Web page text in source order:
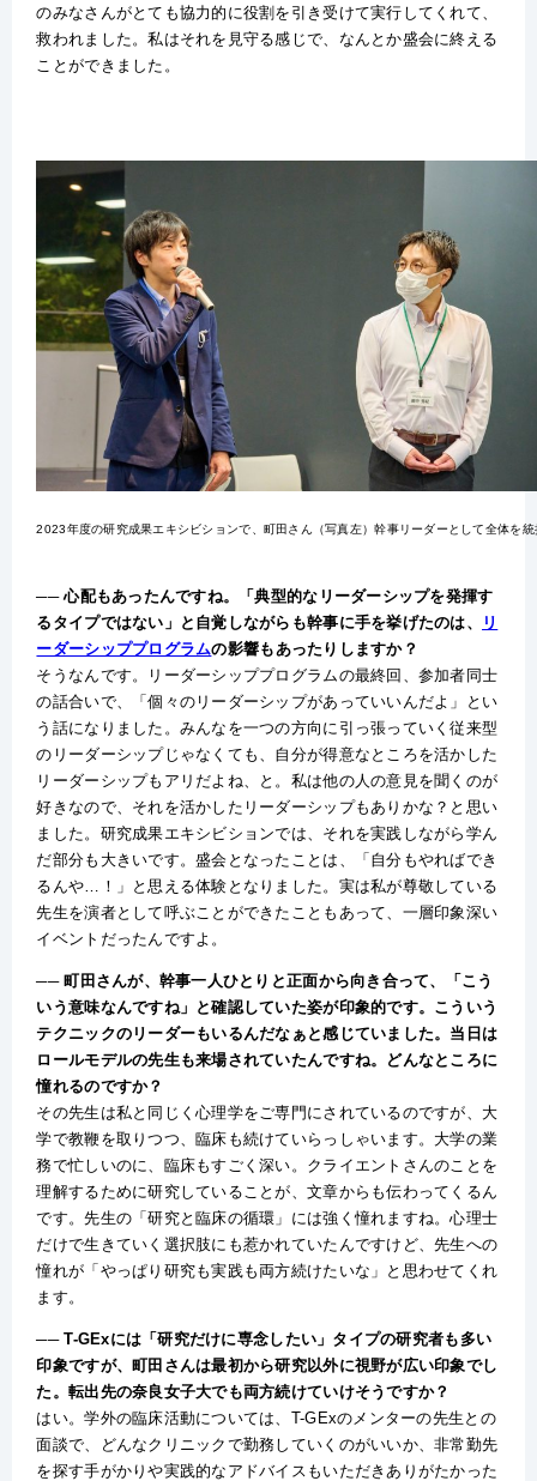
のみなさんがとても協力的に役割を引き受けて実行してくれて、
救われました。私はそれを見守る感じで、なんとか盛会に終える
ことができました。
2023年度の研究成果エキシビションで、町田さん（写真左）幹事リーダーとして全体を
── 心配もあったんですね。「典型的なリーダーシップを発揮す
るタイプではない」と自覚しながらも幹事に手を挙げたのは、
リ
ーダーシッププログラムの影響もあったりしますか？
そうなんです。リーダーシッププログラムの最終回、参加者同士
の話合いで、「個々のリーダーシップがあっていいんだよ」とい
う話になりました。みんなを一つの方向に引っ張っていく従来型
のリーダーシップじゃなくても、自分が得意なところを活かした
リーダーシップもアリだよね、と。私は他の人の意見を聞くのが
好きなので、それを活かしたリーダーシップもありかな？と思い
ました。研究成果エキシビションでは、それを実践しながら学ん
だ部分も大きいです。盛会となったことは、「自分もやればでき
るんや…！」と思える体験となりました。実は私が尊敬している
先生を演者として呼ぶことができたこともあって、一層印象深い
イベントだったんですよ。
── 町田さんが、幹事一人ひとりと正面から向き合って、「こう
いう意味なんですね」と確認していた姿が印象的です。こういう
テクニックのリーダーもいるんだなぁと感じていました。当日は
ロールモデルの先生も来場されていたんですね。どんなところに
憧れるのですか？
その先生は私と同じく心理学をご専門にされているのですが、大
学で教鞭を取りつつ、臨床も続けていらっしゃいます。大学の業
務で忙しいのに、臨床もすごく深い。クライエントさんのことを
理解するために研究していることが、文章からも伝わってくるん
です。先生の「研究と臨床の循環」には強く憧れますね。心理士
だけで生きていく選択肢にも惹かれていたんですけど、先生への
憧れが「やっぱり研究も実践も両方続けたいな」と思わせてくれ
ます。
── T-GExには「研究だけに専念したい」タイプの研究者も多い
印象ですが、町田さんは最初から研究以外に視野が広い印象でし
た。転出先の奈良女子大でも両方続けていけそうですか？
はい。学外の臨床活動については、T-GExのメンターの先生との
面談で、どんなクリニックで勤務していくのがいいか、非常勤先
を探す手がかりや実践的なアドバイスもいただきありがたかった